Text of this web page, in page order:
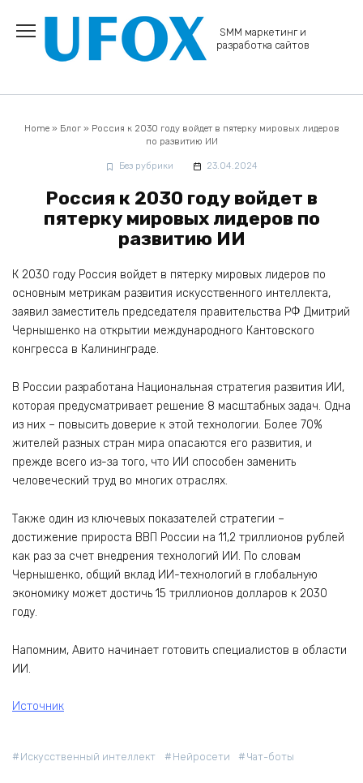
содержанию
SMM маркетинг и
разработка сайтов
Home» Блог» Россия к 2030 году войдет в пятерку мировых лидеров
по развитию ИИ
Без рубрики 23.04.2024
Россия к 2030 году войдет в
пятерку мировых лидеров по
развитию ИИ
К 2030 году Россия войдет в пятерку мировых лидеров по
основным метрикам развития искусственного интеллекта,
заявил заместитель председателя правительства РФ Дмитрий
Чернышенко на открытии международного Кантовского
конгресса в Калининграде.
В России разработана Национальная стратегия развития ИИ,
которая предусматривает решение 8 масштабных задач. Одна
из них – повысить доверие к этой технологии. Более 70%
жителей разных стран мира опасаются его развития, и
прежде всего из-за того, что ИИ способен заменить
человеческий труд во многих отраслях.
Также один из ключевых показателей стратегии –
достижение прироста ВВП России на 11,2 триллионов рублей
как раз за счет внедрения технологий ИИ. По словам
Чернышенко, общий вклад ИИ-технологий в глобальную
экономику может достичь 15 триллионов долларов к 2030
году.
Напомним, Авито начинает готовить специалистов в области
ИИ.
Источник
Искусственный интеллект Нейросети Чат-боты